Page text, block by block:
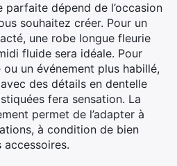
parfaite dépend de l’occasion
souhaitez créer. Pour un
une robe longue fleurie
fluide sera idéale. Pour
un événement plus habillé,
des détails en dentelle
fera sensation. La
permet de l’adapter à
à condition de bien